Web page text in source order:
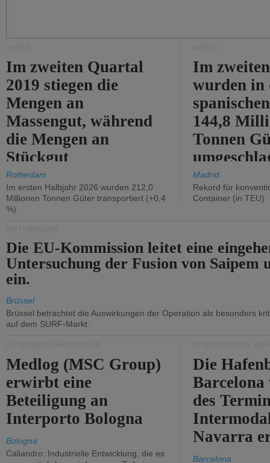
Im zweiten Quartal
2019 stiegen die
Mengen an
Massengut, während
die Mengen an
Stückgut
zurückgingen.
Rotterdam
Im ersten Halbjahr 2026 wurden 212,0
Millionen Tonnen Güter transportiert (+0,4
%).
Im
wurden in
144,8
Tonnen
%).
Madrid
Rekord für
Container (in TEU)
Die EU-Kommission leitet eine
Untersuchung der Fusion von Saipem
ein.
Brüssel
Brüssel betrachtet die Auswirkungen der Operation als besonders
auf dem SURF-Markt.
Medlog (MSC Group)
erwirbt eine
Beteiligung an
Interporto Bologna
Bologna
Caliandro: Industrielle Entwicklung, die es
Die
des
Navarra
Barcelona